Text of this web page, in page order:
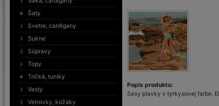
Šaty
Svetre, cardigany
Sukne
Súpravy
Topy
Tričká, tuniky
Vesty
Vetrovky, kožáky
Popis produktu:
Sexy plavky v tyrkysovej farbe.